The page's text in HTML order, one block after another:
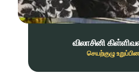
விலாசினி
செயற்குழு